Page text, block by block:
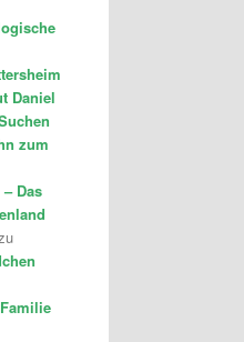
Daniel
zum
Das